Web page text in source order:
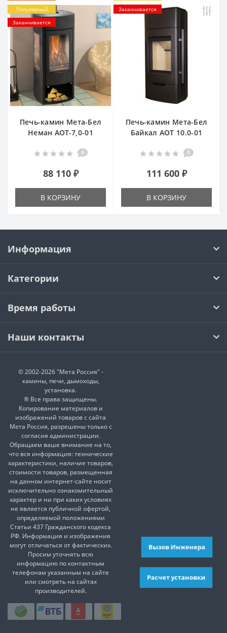
Популярный
Заканчивается
Печь-камин Мета-Бел
Неман АОТ-7,0-01
0
88 110 ₽
В КОРЗИНУ
Заканчивается
Печь-камин Мета-Бел
Байкал АОТ 10.0-01
0
111 600 ₽
В КОРЗИНУ
Информация
Категории
Время работы
Наши контакты
© 2002-2026 "Мета Россия" -
камины, печи, дымоходы,
установка.
® Все права защищены.
Копирование материалов и
изображений товаров с сайта
Мета Россия, разрешены только с
согласия администрации.
Обращаем ваше внимание на то,
что вся информация: технические
характеристики, наличие товаров,
стоимости товаров, размещенная
на данном интернет-сайте носит
исключительно ознакомительный
характер и ни при каких условиях
не является публичной офертой,
определяемой положениями
Статьи 437 Гражданского кодекса
РФ. Информация и изображения
могут отличаться от фактических.
Просим уточнять всю
информацию по контактным
телефонам указанным на сайте
или смотреть на сайтах
производителей.
Расчет установки
Вызов Инженера